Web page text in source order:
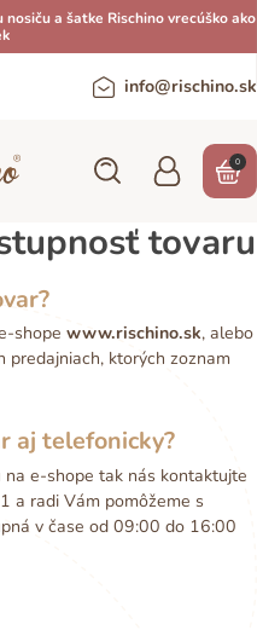
a šatke Rischino vrecúško ako
info@rischino.sk
0
tovaru
shope www.rischino.sk, alebo
predajniach, ktorých zoznam
aj telefonicky?
e-shope tak nás kontaktujte
a radi Vám pomôžeme s
v čase od 09:00 do 16:00